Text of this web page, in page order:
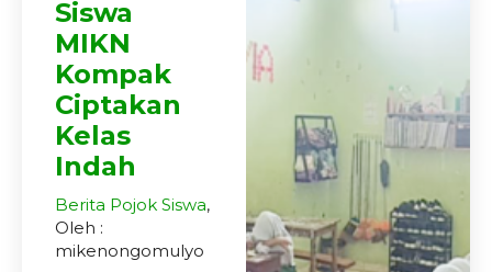
Siswa
MIKN
Kompak
Ciptakan
Kelas
Indah
Berita Pojok Siswa,
Oleh :
mikenongomulyo